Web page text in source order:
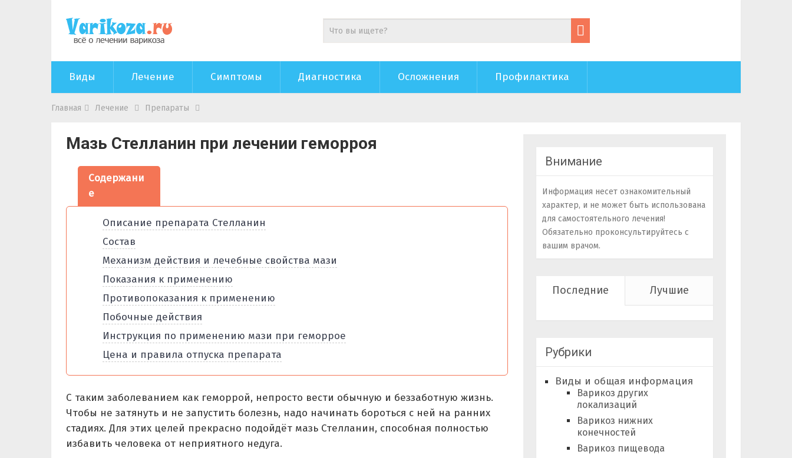
Виды Лечение Симптомы Диагностика Осложнения Профилактика
Главная Лечение Препараты
Мазь Стелланин при лечении геморроя
Содержани
е
Описание препарата Стелланин
Состав
Механизм действия и лечебные свойства мази
Показания к применению
Противопоказания к применению
Побочные действия
Инструкция по применению мази при геморрое
Цена и правила отпуска препарата
С таким заболеванием как геморрой, непросто вести обычную и беззаботную жизнь.
Чтобы не затянуть и не запустить болезнь, надо начинать бороться с ней на ранних
стадиях. Для этих целей прекрасно подойдёт мазь Стелланин, способная полностью
избавить человека от неприятного недуга.
Внимание
Информация несет ознакомительный
характер, и не может быть использована
для самостоятельного лечения!
Обязательно проконсультируйтесь с
вашим врачом.
Последние Лучшие
Рубрики
Виды и общая информация
Варикоз других
локализаций
Варикоз нижних
конечностей
Варикоз пищевода